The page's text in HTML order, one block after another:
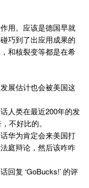
用。应该是德国早就
巧到了出应用成果的
和核裂变等都是在希
展估计也会被美国这
人类在最近200年的发
不好比的。
华为肯定会来美国打
庭辩论，然后该咋咋
回复 ‘GoBucks!’ 的评